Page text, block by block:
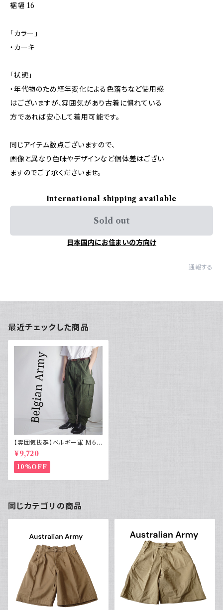
裾幅 16
「カラー」
・カーキ
「状態」
・年代物のため経年変化による色落ちなど使用感
はございますが、雰囲気があり古着に慣れている
方であれば安心して着用可能です。
同じアイテム数点ございますので、
画像と異なり色味やデザインなど個体差はござい
ますのでご了承くださいませ。
International shipping available
Sold out
日本国内にお住まいの方向け
通報する
最近チェックした商品
【雰囲気抜群】ベルギー軍 M64
カーゴパンツ ユーロヴィンテー
ジ 軍パン
¥9,720
10%OFF
同じカテゴリの商品